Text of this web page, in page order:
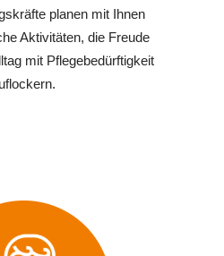
planen mit Ihnen
Aktivitäten, die Freude
mit Pflegebedürftigkeit